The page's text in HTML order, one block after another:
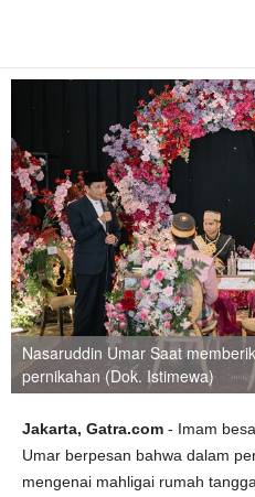
Nasaruddin Umar Saat
pernikahan (Dok. Istimewa)
Jakarta, Gatra.com - Imam
Umar berpesan bahwa dalam
mengenai mahligai rumah